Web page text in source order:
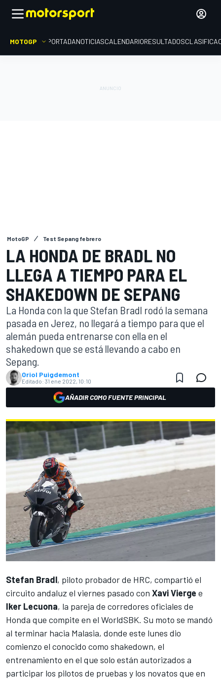
MOTOGP PORTADANOTICIASCALENDARIORESULTADOS
MotoGP Test Sepang febrero
LA HONDA DE BRADL NO
LLEGA A TIEMPO PARA EL
SHAKEDOWN DE SEPANG
La Honda con la que Stefan Bradl rodó la semana
pasada en Jerez, no llegará a tiempo para que el
alemán pueda entrenarse con ella en el
shakedown que se está llevando a cabo en
Sepang.
Oriol Puigdemont
Editado: 31 ene 2022, 10:10
AÑADIR COMO FUENTE PRINCIPAL
Stefan Bradl, piloto probador de HRC, compartió el
circuito andaluz el viernes pasado con Xavi Vierge e
Iker Lecuona, la pareja de corredores oficiales de
Honda que compite en el WorldSBK. Su moto se mandó
al terminar hacia Malasia, donde este lunes dio
comienzo el conocido como shakedown, el
entrenamiento en el que solo están autorizados a
participar los pilotos de pruebas y los novatos que en